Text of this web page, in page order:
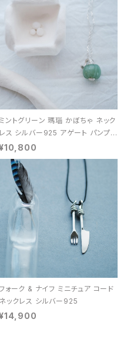
ミントグリーン 瑪瑙 かぼちゃ ネック
レス シルバー925 アゲート パンプキ
天然石 レディース
ォーク & ナイフ ミニチュア コード
ネックレス シルバー925